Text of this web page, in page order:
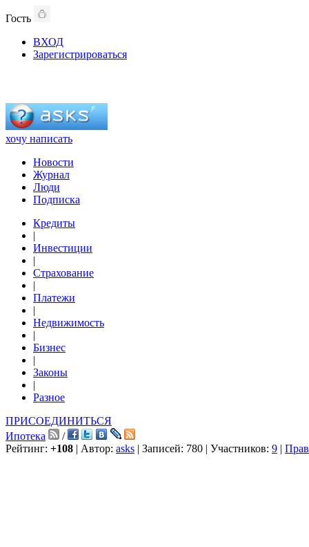
Гость
ВХОД
Зарегистрироваться
хочу написать
Новости
Журнал
Люди
Подписка
Кредиты
|
Инвестиции
|
Страхование
|
Платежи
|
Недвижимость
|
Бизнес
|
Законы
|
Разное
ПРИСОЕДИНИТЬСЯ
Ипотека
/
Рейтинг: +108 | Автор: asks | Записей: 780 | Участников: 9 |